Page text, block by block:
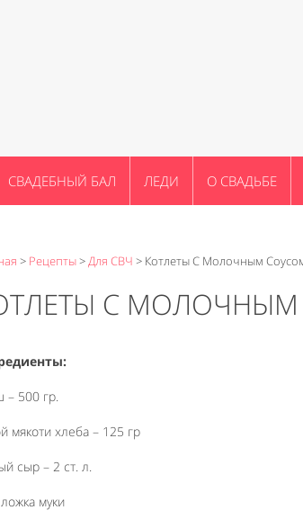
СВАДЕБНЫЙ БАЛ ЛЕДИ О СВАДЬБЕ
> Рецепты>Для СВЧ > Котлеты С Молочным
С
– 500 гр.
мякоти хлеба – 125 гр
сыр – 2 ст. л.
муки